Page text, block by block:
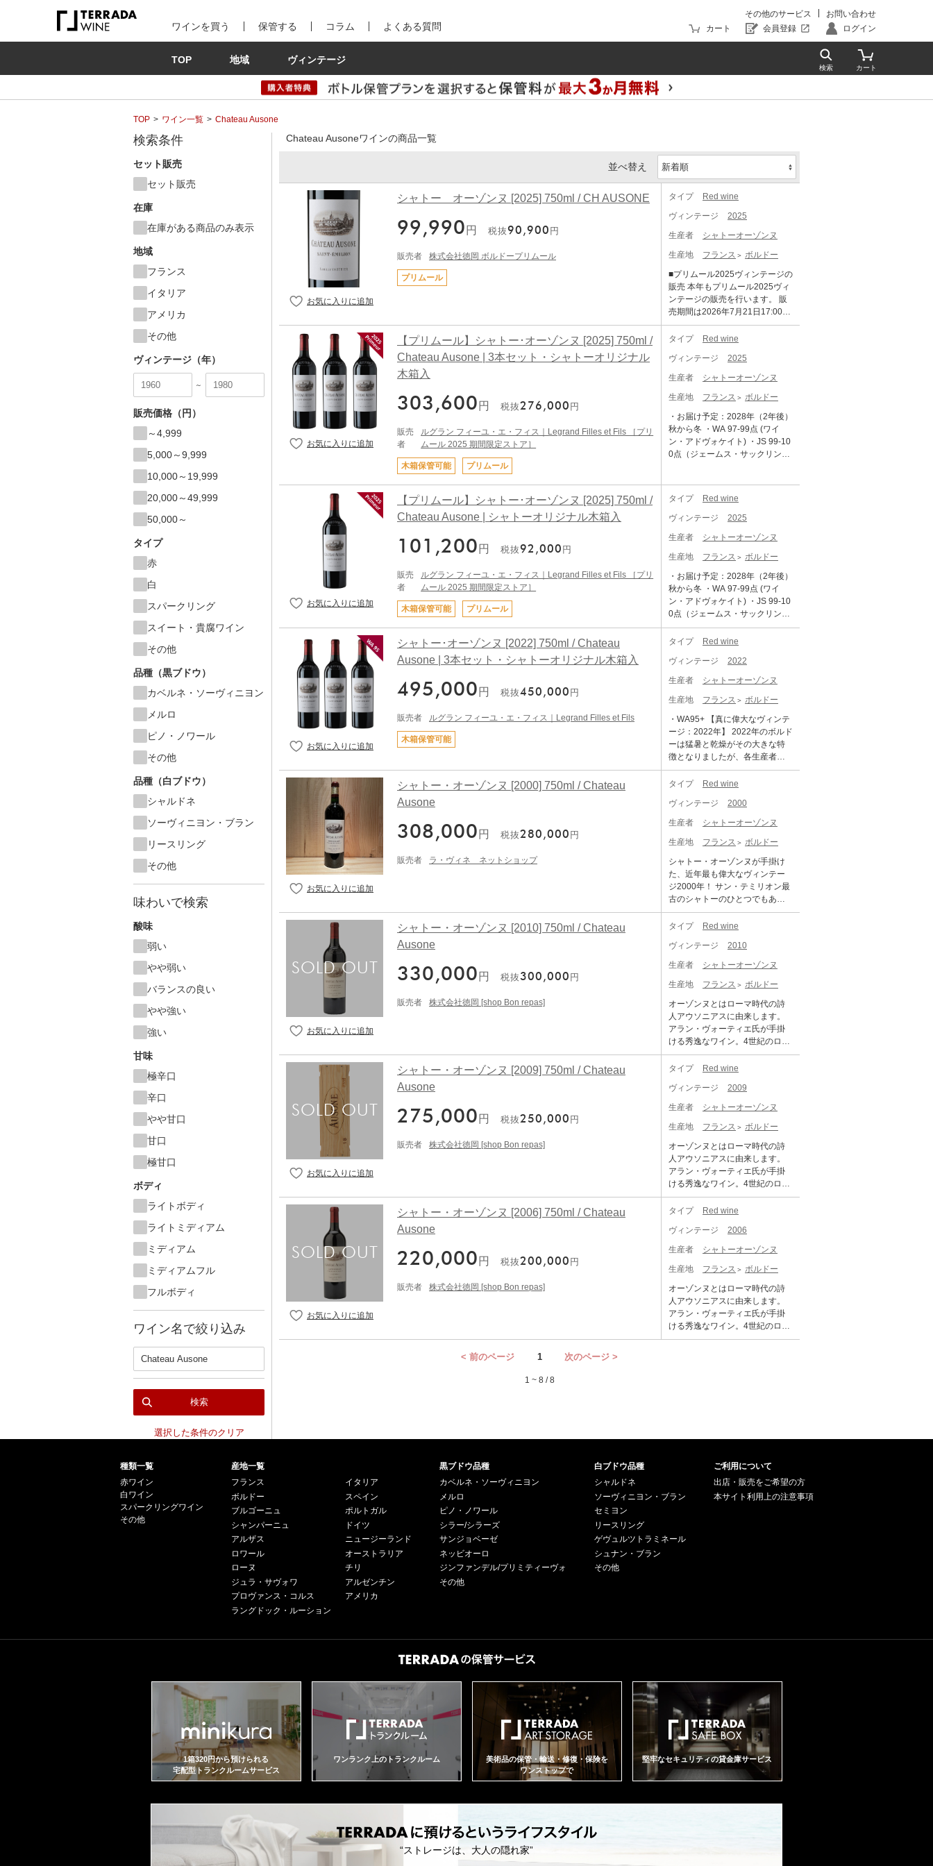
ワインを買う 保管する コラム よくある質問
その他のサービス
お問い合わせ
カート
会員登録 ログイン
TOP 地域 ヴィンテージ
TOP ワイン一覧 Chateau Ausone
検索条件
セット販売
セット販売
在庫
在庫がある商品のみ表示
地域
フランス
イタリア
アメリカ
その他
ヴィンテージ（年）
～
販売価格（円）
～4,999
5,000～9,999
10,000～19,999
20,000～49,999
50,000～
タイプ
赤
白
スパークリング
スイート・貴腐ワイン
その他
品種（黒ブドウ）
カベルネ・ソーヴィニヨン
メルロ
ピノ・ノワール
その他
品種（白ブドウ）
シャルドネ
ソーヴィニヨン・ブラン
リースリング
その他
味わいで検索
酸味
弱い
やや弱い
バランスの良い
やや強い
強い
甘味
極辛口
辛口
やや甘口
甘口
極甘口
ボディ
ライトボディ
ライトミディアム
ミディアム
ミディアムフル
フルボディ
ワイン名で絞り込み
検索
選択した条件のクリア
Chateau Ausoneワインの商品一覧
並べ替え
シャトー オーゾンヌ [2025] 750ml / CH AUSONE
99,990 円 税抜90,900 円
販売者 株式会社徳岡 ボルドープリムール
プリムール
タイプ
Red wine
ヴィンテージ
2025
生産者
シャトーオーゾンヌ
生産地
フランス
ボルドー
■プリムール2025ヴィンテージの
販売 本年もプリムール2025ヴィ
ンテージの販売を行います。 販
売期間は2026年7月21日17:00～
11月30日までとなります。 ■商
品について シャトー オーゾン
Advocate) ・JS （James Sucklin
g） ■ボルドー2025年について 2
糖度・高アルコール化の傾向か
ら一転し、「クラシックなアル
コール度数」と「完璧なバラン
ス」、「エレガンス」が備わっ
た、長期熟成ポテンシャルの秘
過去10年平均を大きく上回る暑
く乾燥した夏でしたが、夜間に
気温が下がったことで美しい酸
が保持されました 結果として、
過熟感やオークの主張といった
縮感、フレッシュさ、タンニ
ン、果実味、精緻さが完璧なバ
ランスで調和しています。 歴史
的な低収量でリリースの本数は
この30年の中でも最も少ないレ
の天候による水分ストレスなど
量が限定的なヴィンテージとな
ります。 赤ワインは総じて非常
に品質が良く、濃厚で骨格があ
りながらもエレガントで、純粋
ニンは総じて量が多く、長期熟
成のポテンシャルの高さを強く
感じさせます。 また、白ワイン
も大変すばらしいヴィンテージ
ティックさと、早い収穫によっ
て維持された活き活きとした酸
です 純度、複雑さ、バランスを
兼ね備えたバランスで、申し分
のない素晴らしいアロマとボデ
ィを備えております。 --------------
----------- ※写真はイメージとなり
ます。エチケットなど変更とな
る場合がございます。 ※説明の
内容はAI翻訳による和訳を掲載し
ております。 ※クール便にてお
ご購入状況に応じてご決済時に
加算となります。 ※TERRADA
お届けも可能です。
【プリムール】シャトー･オーゾンヌ [2025] 750ml /
Chateau Ausone | 3本セット・シャトーオリジナル
木箱入
303,600 円 税抜276,000 円
販売
者
ルグラン フィーユ・エ・フィス｜Legrand Filles et Fils ［プリ
ムール 2025 期間限定ストア］
木箱保管可能 プリムール
タイプ
Red wine
ヴィンテージ
2025
生産者
シャトーオーゾンヌ
生産地
フランス
ボルドー
・お届け予定：2028年（2年後）
秋から冬 ・WA 97-99点 (ワイ
ン・アドヴォケイト) ・JS 99-10
0点（ジェームス・サックリン
す。 ・TERRADA WINE STORA
GE 限定サービス「木箱保管」 対
低温管理された船便（リーファ
ー輸送）を使用します。 ・表示
めた総額です、追加費用はござ
いません。 ・写真はイメージで
す。 シャトー・オーゾンヌはシ
ュヴァル・ブランと並びサンテ
ミリオンの頂点に君臨するシャ
トーです。オーゾンヌの名は4世
アヌスの下で執政官まで務めた
マグヌス・アウソニウスの名に
と伝えらるサンテミリオンにあ
った別荘がこのシャトーの起源
です。南東向き石灰岩プラトー
と粘土石灰質コートに広がる7ヘ
クタールの葡萄畑は、あらゆる
るサンテミリオン最高のテロワ
時には保水性の高い土壌が水分
を供給し、斜面を取り囲むよう
に切り立つ石灰岩が城壁のよう
な役割を果たして北風を遮断し
東向きの斜面には太陽が燦燦と
降り注ぎ葡萄が完璧に熟するの
です。平均樹齢は50年を超え、
最高樹齢100年にまで達するカベ
の割合でしたが、地球温暖化で
酷暑と旱魃のヴィンテージが頻
の割合が年々高まってきていま
す。また1690年からこのシャト
ーを共同で管理してきたヴォー
ティエ家が1990年代に単独所有
となり、現当主のアラン・ヴォ
ーティエが全てを管理するよう
になってからオーゾンヌのワイ
ンはよりその完成度が増しまし
た。さらに長男エドアールが加
長い歴史の中で頂点を極めよう
としています。グランヴァンは
ィネスと構造を表現するミネラ
ル溢れる長期熟成型。 そして20
25年。このヴィンテージは、卓
越したテロワールと精密な区画
管理、そして大胆な選択によっ
月2日から23日にかけて行われ、
近年においてさらに区画ごとに
され、それぞれの区画の個性と
最適な成熟度を見極めながら丁
および熟成においては、樽の選
択を見直し、より一体感を高め
る方向へと進化。さらに2025年
は1994年以来初めてセカンドワ
インを造らず、すべての最良の
ルネ・ソーヴィニヨン5%。グラ
リーやマルベリーといった繊細
な赤系果実に、ミントやバラの
花びら、ブラッドオレンジを思
わせる複雑で華やかなアロマ。
広がります。口に含むと、ミデ
確で、長く伸びやかな余韻を伴
いう対照的な要素が見事に調和
したヴィンテージ。 【2025年ボ
ルドー総評】 「極限の気候下で
磨き抜かれた凝縮とエレガンス
が交錯する、21世紀のニューク
ラシック」 2025年は、過去50年
で最低水準となる歴史的な低収
た最新のアグロノミー（農業技
度」を誇るヴィンテージとなり
【プリムール】シャトー･オーゾンヌ [2025] 750ml /
Chateau Ausone | シャトーオリジナル木箱入
101,200 円 税抜92,000 円
販売
者
ルグラン フィーユ・エ・フィス｜Legrand Filles et Fils ［プリ
ムール 2025 期間限定ストア］
木箱保管可能 プリムール
タイプ
Red wine
ヴィンテージ
2025
生産者
シャトーオーゾンヌ
生産地
フランス
ボルドー
・お届け予定：2028年（2年後）
秋から冬 ・WA 97-99点 (ワイ
ン・アドヴォケイト) ・JS 99-10
0点（ジェームス・サックリン
グ） ・AG 点 (アントーニオ・ガ
ッローニ) ・TERRADA WINE ST
す。 ・TERRADA WINE STORA
GE 限定サービス「木箱保管」 対
低温管理された船便（リーファ
ー輸送）を使用します。 ・表示
価格は各種輸入費用や税金を含
めた総額です、追加費用はござ
いません。 ・写真はイメージで
す。 シャトー・オーゾンヌはシ
ミリオンの頂点に君臨するシャ
トーです。オーゾンヌの名は4世
アヌスの下で執政官まで務めた
マグヌス・アウソニウスの名に
と伝えらるサンテミリオンにあ
った別荘がこのシャトーの起源
です。南東向き石灰岩プラトー
と粘土石灰質コートに広がる7ヘ
クタールの葡萄畑は、あらゆる
気象条件に対応することができ
ールと考えられ、猛暑や干ばつ
時には保水性の高い土壌が水分
に切り立つ石灰岩が城壁のよう
な役割を果たして北風を遮断し
冷害から畑を守ります。また南
東向きの斜面には太陽が燦燦と
降り注ぎ葡萄が完璧に熟するの
最高樹齢100年にまで達するカベ
の割合でしたが、地球温暖化で
酷暑と旱魃のヴィンテージが頻
発する中で、カベルネ・フラン
の割合が年々高まってきていま
ーを共同で管理してきたヴォー
ティエ家が1990年代に単独所有
となり、現当主のアラン・ヴォ
ーティエが全てを管理するよう
ンはよりその完成度が増しまし
た。さらに長男エドアールが加
長い歴史の中で頂点を極めよう
としています。グランヴァンは
カベルネ・フランの繊細さ、フ
ィネスと構造を表現するミネラ
ル溢れる長期熟成型。 そして20
25年。このヴィンテージは、卓
越したテロワールと精密な区画
管理、そして大胆な選択によっ
寧に実施されました。また醸造
択を見直し、より一体感を高め
る方向へと進化。さらに2025年
は1994年以来初めてセカンドワ
インを造らず、すべての最良の
す。こうした取り組みが、この
な赤系果実に、ミントやバラの
広がります。口に含むと、ミデ
ィアムからフルボディの豊かさ
を持ちながらも、非常に軽やか
でエネルギッシュ。タンニンは
きわめて繊細で緻密に磨かれ、
透明感のある果実とともに滑ら
かなテクスチャーを形成してい
シャトー･オーゾンヌ [2022] 750ml / Chateau
Ausone | 3本セット・シャトーオリジナル木箱入
495,000 円 税抜450,000 円
販売者 ルグラン フィーユ・エ・フィス｜Legrand Filles et Fils
木箱保管可能
タイプ
Red wine
ヴィンテージ
2022
生産者
シャトーオーゾンヌ
生産地
フランス
ボルドー
・WA95+ 【真に偉大なヴィンテ
ージ：2022年】 2022年のボルド
ーは猛暑と乾燥がその大きな特
徴となりましたが、各生産者は
最終的に驚くべき深みと濃縮度
に、逆説的とも言えるフレッシ
素晴らしいワインを生み出しま
した。一般的に偉大なヴィンテ
な開花と結実、温暖な春と初夏
の乾燥した天候、生育期間の適
度な水分ストレス、最適な状態
で熟した果実、そして収穫時の
乾燥と寒暖差、が挙げられます
テージとなりました。 春先は温
かく開花が早く始まったもの
に開花。春先から収穫までのぶ
どうの生育期間は過去30年の平
水量は過去10年間の平均を大幅
に下回る水準で推移。6月に降っ
た恵みの雨と、開花前に蓄えら
れた地下水のお陰で、ぶどうは
健全に生育しました。収穫は天
候に恵まれ例年よりも早い8月中
旬から開始。昼夜の寒暖差がワ
インにフレッシュさをもたらし
ました。また生産者はこの10年
向き合い、2015年、2016年、20
18年、2019年、2020年ヴィンテ
ージから多くのことを学んでき
ました。結果、2022年ヴィンテ
ージはこうした環境の変化に非
成功の一因と言えます。また葡
に対応し、自然の生命体の順応
性には驚くばかりです。 熱波と
乾燥の影響で収穫された葡萄は
非常に小粒で収量は減少。保水
壌が広がるポムロールやサンテ
ミリオン、ジロンド川の温度調
節効果によって熱波の影響が軽
減され、標高が高く風通しの良
年、2020年の三部作を凌ぐ、こ
の100年で5指に入るグレートヴ
われますが、2022年は過酷な自
スの下で執政官まで務めたマグ
ヌス・アウソニウスの名に由来
し、退官後晩年を過ごしたと伝
えらるサンテミリオンにあった
別荘がこのシャトーの起源で
す。南東向き石灰岩プラトーと
粘土石灰質コートに広がる7ヘク
タールの葡萄畑は、あらゆる気
象条件に対応することができる
ルと考えられ、猛暑や干ばつ時
シャトー・オーゾンヌ [2000] 750ml / Chateau
Ausone
308,000 円 税抜280,000 円
販売者 ラ・ヴィネ ネットショップ
タイプ
Red wine
ヴィンテージ
2000
生産者
シャトーオーゾンヌ
生産地
フランス
ボルドー
シャトー・オーゾンヌが手掛け
た、近年最も偉大なヴィンテー
ジ2000年！ サン・テミリオン最
古のシャトーのひとつでもある
オーゾンヌは、 ポムロールに近
い場所に位置し、サン・テミリ
分が豊かな砂利の多い土壌の
為、メルロの栽培比率が高い こ
ヴィニヨンの比率が高くなって
います。 ブーケは非常に魅力的
でチェリー、ブラックベリー、
そして濃いルビーを思わせる外
観。 23年の熟成を経ても圧倒さ
み頃の入り口に立っています。
シャトー・オーゾンヌ [2010] 750ml / Chateau
Ausone
330,000 円 税抜300,000 円
販売者 株式会社徳岡 [shop Bon repas]
タイプ
Red wine
ヴィンテージ
2010
生産者
シャトーオーゾンヌ
生産地
フランス
ボルドー
オーゾンヌとはローマ時代の詩
人アウソニアスに由来します。
アラン・ヴォーティエ氏が手掛
ける秀逸なワイン。4世紀のロー
マの詩人アウソニウス(仏名オー
ゾンヌ)の別荘跡地にあります。
ンとヴォーティエの2つの一族が
パートナーとして所有していま
ィエ一族がシャトーを買い取
り、単一所有者となりました。
パスカル・デルベックにとって
代わったのは、アラン・ヴォー
ティエで、ミシェル・ロランか
たサンテミリオン地区の格付け
では、『シュヴァル・ブラン』
れている。できる限りよいワイ
ンをつくるための費用は惜しま
ブドウの使用、タンクではな
く、小樽でのマロラクティック
発酵など)、その結果、ここの並
外れたテロワールがよりよく表
現されるワインが出来上がって
シャトー・オーゾンヌ [2009] 750ml / Chateau
Ausone
275,000 円 税抜250,000 円
販売者 株式会社徳岡 [shop Bon repas]
タイプ
Red wine
ヴィンテージ
2009
生産者
シャトーオーゾンヌ
生産地
フランス
ボルドー
オーゾンヌとはローマ時代の詩
人アウソニアスに由来します。
アラン・ヴォーティエ氏が手掛
ける秀逸なワイン。4世紀のロー
マの詩人アウソニウス(仏名オー
ゾンヌ)の別荘跡地にあります。
ンとヴォーティエの2つの一族が
パートナーとして所有していま
ィエ一族がシャトーを買い取
り、単一所有者となりました。
パスカル・デルベックにとって
代わったのは、アラン・ヴォー
ティエで、ミシェル・ロランか
外れたテロワールがよりよく表
現されるワインが出来上がって
います。深みのある紫色、アカ
シャトー・オーゾンヌ [2006] 750ml / Chateau
Ausone
220,000 円 税抜200,000 円
販売者 株式会社徳岡 [shop Bon repas]
タイプ
Red wine
ヴィンテージ
2006
生産者
シャトーオーゾンヌ
生産地
フランス
ボルドー
オーゾンヌとはローマ時代の詩
人アウソニアスに由来します。
アラン・ヴォーティエ氏が手掛
ける秀逸なワイン。4世紀のロー
マの詩人アウソニウス(仏名オー
パスカル・デルベックにとって
ティエで、ミシェル・ロランか
ら醸造についてのアドバイスを
受けています。1954年に行われ
たサンテミリオン地区の格付け
れている。できる限りよいワイ
います。2006年オーゾンヌは新
ケールの大きさ、ふくよかさ、
フレーヴァーやニュアンスに深
遠さがありますが、その軽快で
繊細さの中にシュールさを持っ
ています。
< 前のページ 1 次のページ >
1 ~ 8 / 8
種類一覧
赤ワイン
白ワイン
スパークリングワイン
その他
産地一覧
フランス
ボルドー
ブルゴーニュ
シャンパーニュ
アルザス
ロワール
ローヌ
ジュラ・サヴォワ
プロヴァンス・コルス
ラングドック・ルーション
イタリア
スペイン
ポルトガル
ドイツ
ニュージーランド
オーストラリア
チリ
アルゼンチン
アメリカ
黒ブドウ品種
カベルネ・ソーヴィニヨン
メルロ
ピノ・ノワール
シラー/シラーズ
サンジョベーゼ
ネッビオーロ
ジンファンデル/プリミティーヴォ
その他
白ブドウ品種
シャルドネ
ソーヴィニヨン・ブラン
セミヨン
リースリング
ゲヴュルツトラミネール
シュナン・ブラン
その他
ご利用について
出店・販売をご希望の方
本サイト利用上の注意事項
1箱320円から預けられる
宅配型トランクルームサービス
ワンランク上のトランクルーム
美術品の保管・輸送・修復・保険を
ワンストップで
堅牢なセキュリティの貸金庫サービス
“ストレージは、大人の隠れ家”